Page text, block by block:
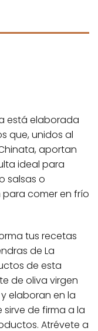
está elaborada
que, unidos al
aportan
ideal para
salsas o
comer en frío
tus recetas
de La
de esta
de oliva virgen
elaboran en la
de firma a la
Atrévete a